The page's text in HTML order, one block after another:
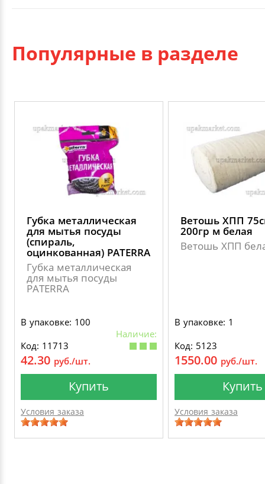
Популярные в разделе
Губка металлическая
для мытья посуды
(спираль,
оцинкованная) PATERRA
Губка металлическая
для мытья посуды
PATERRA
В упаковке: 100
Наличие:
Код: 11713
42.30 руб./шт.
Купить
Условия заказа
Ветошь ХПП
200гр м белая
Ветошь ХПП
В упаковке: 1
Код: 5123
1550.00 руб./шт.
Купить
Условия заказа